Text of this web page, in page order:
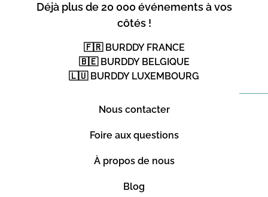
Déjà plus de 20 000 événements à vos
côtés !
🇫🇷 BURDDY FRANCE
🇧🇪 BURDDY BELGIQUE
🇱🇺 BURDDY LUXEMBOURG
Nous contacter
Foire aux questions
À propos de nous
Blog